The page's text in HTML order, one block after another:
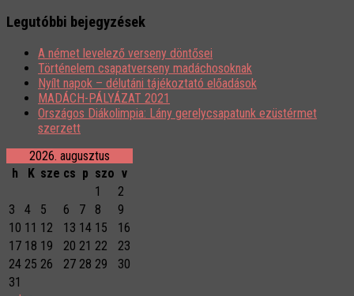
Legutóbbi bejegyzések
A német levelező verseny döntősei
Történelem csapatverseny madáchosoknak
Nyílt napok – délutáni tájékoztató előadások
MADÁCH-PÁLYÁZAT 2021
Országos Diákolimpia: Lány gerelycsapatunk ezüstérmet
szerzett
2026. augusztus
h
K sze cs p szo v
1
2
3
4 5 6 7 8
9
10 11 12 13 14 15
16
17 18 19 20 21 22
23
24 25 26 27 28 29
30
31